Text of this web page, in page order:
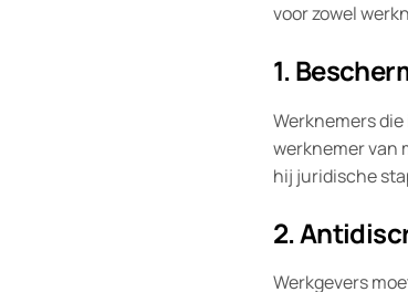
voor zowel
1.
Werknemers
werknemer van
hij juridische
2.
Werkgevers